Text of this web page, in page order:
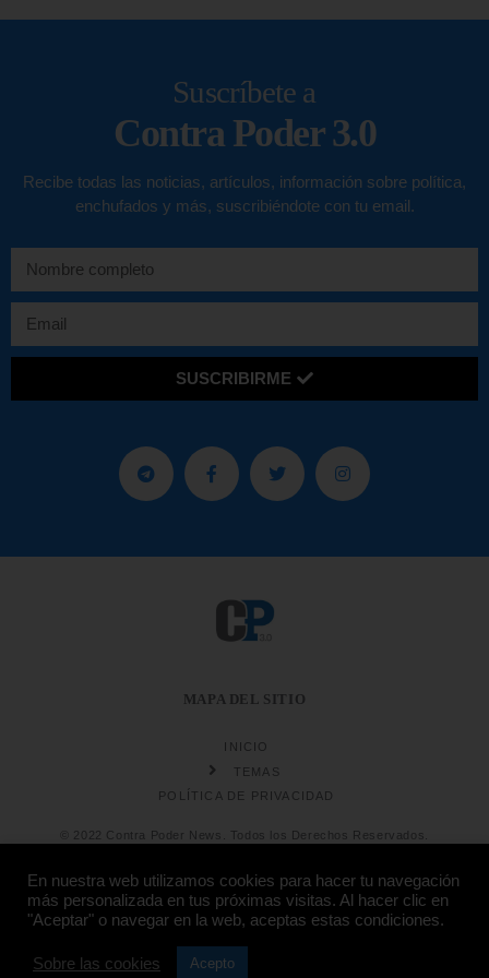
Suscríbete a
Contra Poder 3.0
Recibe todas las noticias, artículos, información sobre política,
enchufados y más, suscribiéndote con tu email.
SUSCRIBIRME
MAPA DEL SITIO
INICIO
TEMAS
POLÍTICA DE PRIVACIDAD
© 2022 Contra Poder News. Todos los Derechos Reservados.
Diseño web
En nuestra web utilizamos cookies para hacer tu navegación
más personalizada en tus próximas visitas. Al hacer clic en
"Aceptar" o navegar en la web, aceptas estas condiciones.
Sobre las cookies Acepto